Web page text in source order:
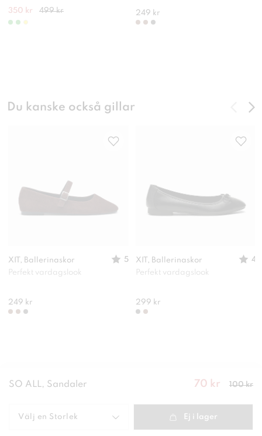
350 kr 499 kr 249 kr
Du kanske också gillar
XIT, Ballerinaskor
5
Perfekt vardagslook
249 kr
XIT, Ballerinaskor
4
Perfekt vardagslook
299 kr
SO ALL, Sandaler
Nuvarande
krTidigare
70 kr 100 kr
Välj en Storlek Ej i lager